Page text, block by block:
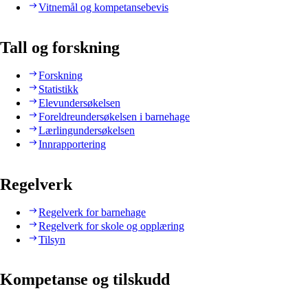
Vitnemål og kompetansebevis
Tall og forskning
Forskning
Statistikk
Elevundersøkelsen
Foreldreundersøkelsen i barnehage
Lærlingundersøkelsen
Innrapportering
Regelverk
Regelverk for barnehage
Regelverk for skole og opplæring
Tilsyn
Kompetanse og tilskudd